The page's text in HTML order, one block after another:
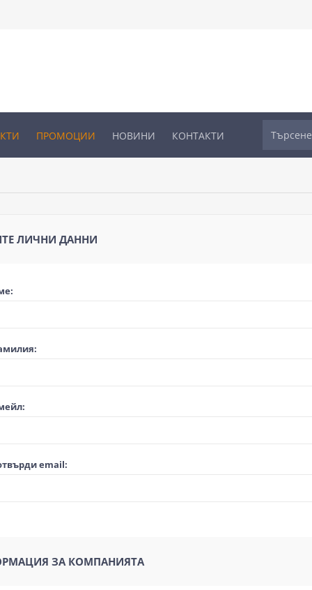
ПРОМОЦИИ НОВИНИ КОНТАКТИ
ЛИЧНИ ДАННИ
email:
ЗА КОМПАНИЯТА